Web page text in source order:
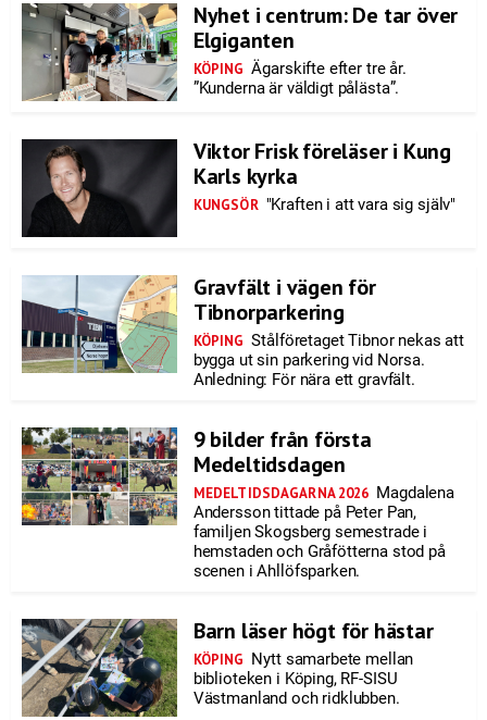
Nyhet i centrum: De tar över
Elgiganten
KÖPING Ägarskifte efter tre år.
”Kunderna är väldigt pålästa”.
Viktor Frisk föreläser i Kung
Karls kyrka
KUNGSÖR "Kraften i att vara sig själv"
Gravfält i vägen för
Tibnorparkering
KÖPING Stålföretaget Tibnor nekas att
bygga ut sin parkering vid Norsa.
Anledning: För nära ett gravfält.
9 bilder från första
Medeltidsdagen
MEDELTIDSDAGARNA 2026 Magdalena
Andersson tittade på Peter Pan,
familjen Skogsberg semestrade i
hemstaden och Gråfötterna stod på
scenen i Ahllöfsparken.
Barn läser högt för hästar
KÖPING Nytt samarbete mellan
biblioteken i Köping, RF-SISU
Västmanland och ridklubben.